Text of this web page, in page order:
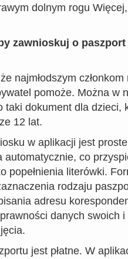
dolnym rogu
zawnioskuj o
najmłodszym
pomoże. Można w
taki dokument dla dzieci,
12 lat.
w aplikacji jest
automatycznie, co
popełnienia literówki.
rodzaju
adresu
danych swoich i
jest płatne. W